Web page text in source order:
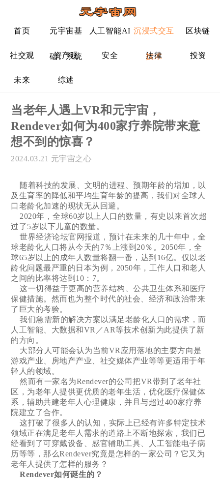
首页 元宇宙基
础、系统
人工智能AI 沉浸式交互
技术
区块链
社交观 资产观 安全 法律 投资
未来 综述
当老年人遇上VR和元宇宙，
Rendever如何为400家疗养院带来意
想不到的惊喜？
2024.03.21 元宇宙之心
随着科技的发展、文明的进程、预期年龄的增加，以
及生育率的降低和平均生育年龄的提高，我们对全球人
口老龄化加速的现状无从回避。
2020年，全球60岁以上人口的数量，有史以来首次超
过了5岁以下儿童的数量。
世界经济论坛官网报道，预计在未来的几十年中，全
球老龄化人口将从今天的7％上涨到20％。2050年，全
球65岁以上的成年人数量将翻一番，达到16亿。仅以老
龄化问题最严重的日本为例，2050年，工作人口和老人
之间的比率将达到10：7。
这一切得益于更高的营养结构、公共卫生体系和医疗
保健措施。然而也为整个时代的社会、经济和政治带来
了巨大的考验。
我们急需新的解决方案以满足老龄化人口的需求，而
人工智能、大数据和VR／AR等技术创新为此提供了新
的方向。
大部分人可能会认为当前VR应用落地的主要方向是
游戏产业、房地产产业、社交媒体产业等等更适用于年
轻人的领域。
然而有一家名为Rendever的公司把VR带到了老年社
区，为老年人提供更优质的老年生活，优化医疗保健体
系，辅助共建老年人心理健康，并且与超过400家疗养
院建立了合作。
这打破了很多人的认知，实际上已经有许多特定技术
领域正在满足老年人需求的道路上不断地探索，我们已
经看到了可穿戴设备、感官辅助工具、人工智能电子病
历等等，那么Rendever究竟是怎样的一家公司？它又为
老年人提供了怎样的服务？
Rendever如何诞生的？